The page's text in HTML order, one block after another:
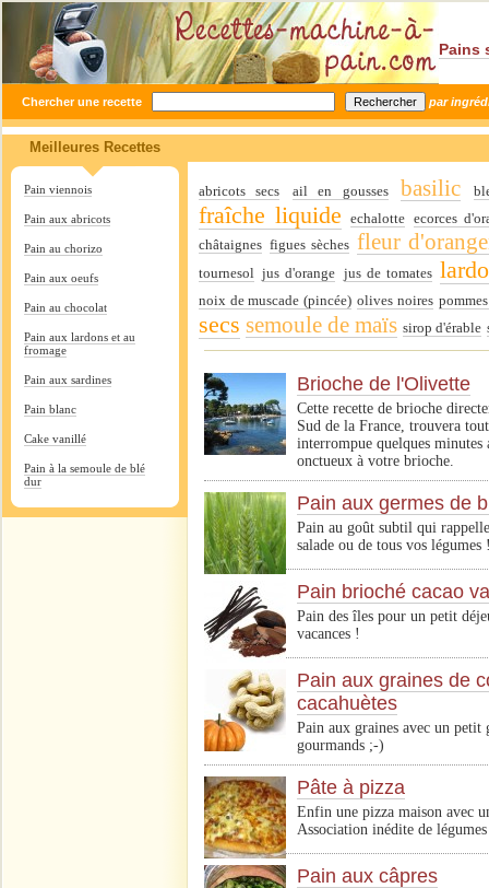
Pains
Chercher une recette par
Meilleures Recettes
Pain viennois
Pain aux abricots
Pain au chorizo
Pain aux oeufs
Pain au chocolat
Pain aux lardons et au
fromage
Pain aux sardines
Pain blanc
Cake vanillé
Pain à la semoule de blé
dur
abricots secs ail en gousses basilic
fraîche liquide echalotte ecorces
châtaignes figues sèches fleur
tournesol jus d'orange jus de tomates
noix de muscade (pincée) olives noires
secs semoule de maïs sirop d'érable
Brioche de l'Olivette
Cette recette de brioche
Sud de la France, trouvera
interrompue quelques
onctueux à votre brioche.
Pain aux germes de
Pain au goût subtil qui
salade ou de tous vos légumes
Pain brioché cacao
Pain des îles pour un petit
vacances !
Pain aux graines de
cacahuètes
Pain aux graines avec un petit
gourmands ;-)
Pâte à pizza
Enfin une pizza maison avec
Association inédite de
Pain aux câpres